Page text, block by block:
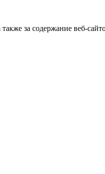
за содержание веб-